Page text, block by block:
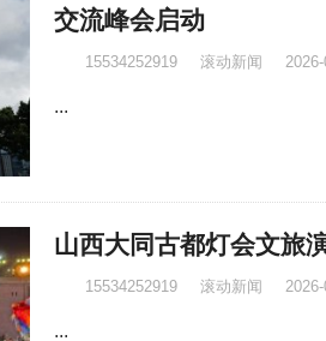
交流峰会启动
15534252919 滚动新闻
...
山西大同古都灯会文旅
15534252919 滚动新闻
...